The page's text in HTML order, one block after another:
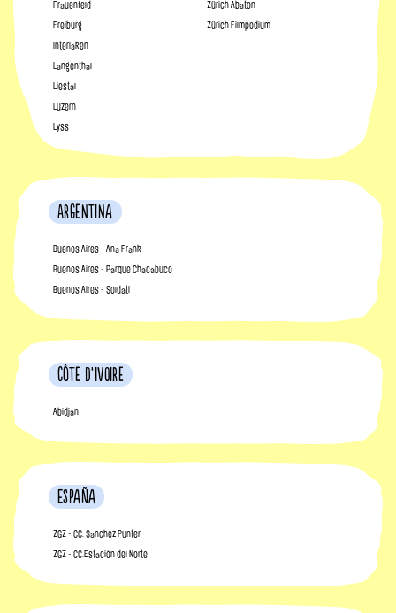
Frauenfeld
Freiburg
Interlaken
Langenthal
Liestal
Luzern
Lyss
Zürich Abaton
Zürich Filmpodium
Argentina
Buenos Aires - Ana Frank
Buenos Aires - Parque Chacabuco
Buenos Aires - Soldati
Côte d’Ivoire
Abidjan
España
ZGZ - CC. Sanchez Punter
ZGZ - CC.Estación del Norte